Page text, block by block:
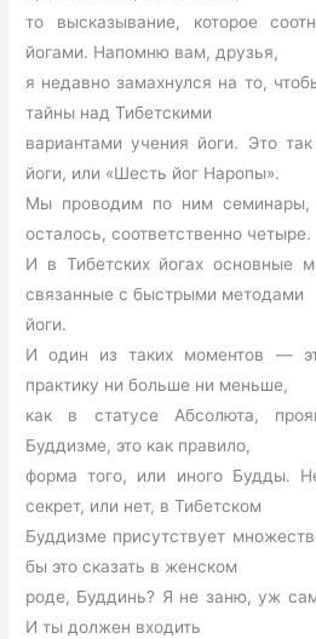
то высказывание, которое
йогами. Напомню вам, друзья,
я недавно замахнулся на то,
тайны над Тибетскими
вариантами учения йоги. Это
йоги, или «Шесть йог Наропы».
Мы проводим по ним
осталось, соответственно четыре.
И в Тибетских йогах основные
связанные с быстрыми методами
йоги.
И один из таких моментов —
практику ни больше ни меньше,
как в статусе Абсолюта,
Буддизме, это как правило,
форма того, или иного Будды.
секрет, или нет, в Тибетском
Буддизме присутствует
бы это сказать в женском
роде, Буддинь? Я не заню, уж
И ты должен входить